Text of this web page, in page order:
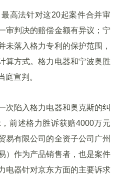
法针对这20起案件合并审
审判决的赔偿金额有异议；宁
未落入格力专利的保护范围，
算方式。格力电器和宁波奥胜
庭宣判。
陷入格力电器和奥克斯的纠
前述格力胜诉获赔4000万元
易有限公司的全资子公司广州
）作为产品销售者，也是案件
电器针对京东方面的主要诉求